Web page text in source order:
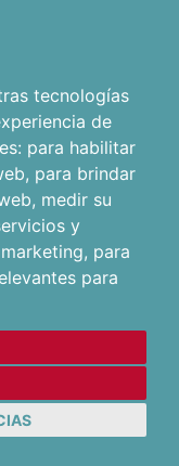
tecnologías
de
para habilitar
, para brindar
, medir su
y
, para
para